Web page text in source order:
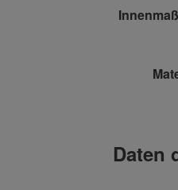
Daten